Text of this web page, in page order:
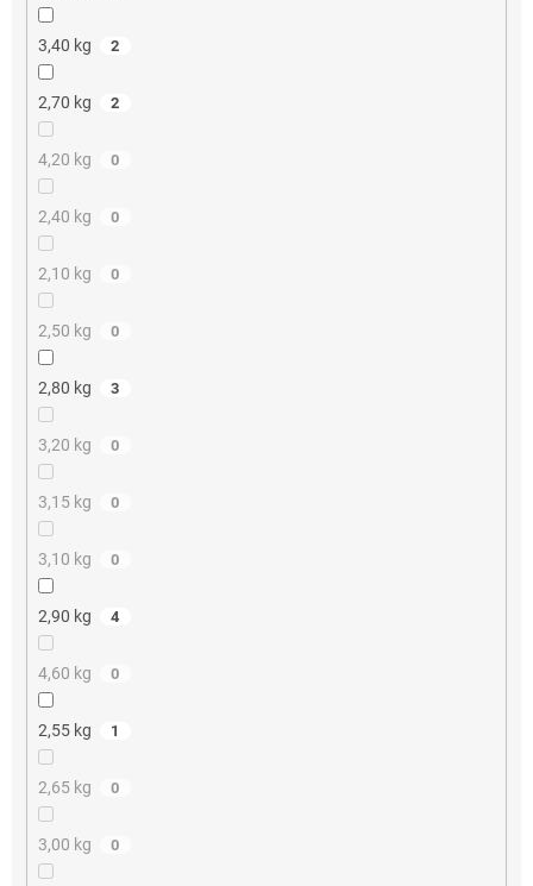
3,40 kg 2
2,70 kg 2
4,20 kg 0
2,40 kg 0
2,10 kg 0
2,50 kg 0
2,80 kg 3
3,20 kg 0
3,15 kg 0
3,10 kg 0
2,90 kg 4
4,60 kg 0
2,55 kg 1
2,65 kg 0
3,00 kg 0